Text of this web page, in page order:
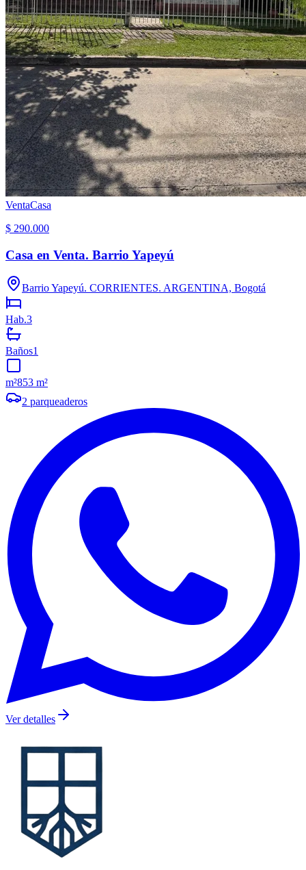
VentaCasa
$ 290.000
Casa en Venta. Barrio Yapeyú
Barrio Yapeyú. CORRIENTES. ARGENTINA, Bogotá
Hab.3
Baños1
m²853 m²
2 parqueaderos
Ver detalles